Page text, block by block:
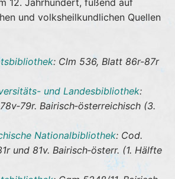
und volksheilkundlichen Quellen
: Clm 536, Blatt 86r-87r
und Landesbibliothek:
Bairisch‐österreichisch (3.
Nationalbibliothek: Cod.
und 81v. Bairisch‐österr. (1. Hälfte